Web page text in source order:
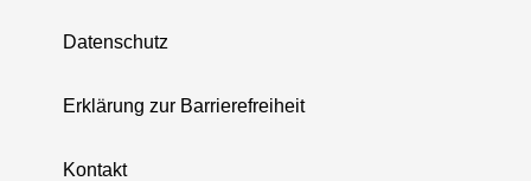
Filterunterkante
+
−
Datenschutz
Erklärung zur Barrierefreiheit
Kontakt